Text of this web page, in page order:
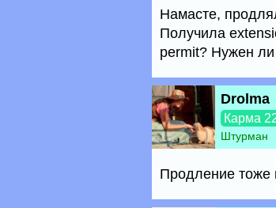
Намасте,
Получила
permit? Нужен
Drolma
Карма
Штурман
Продление тоже